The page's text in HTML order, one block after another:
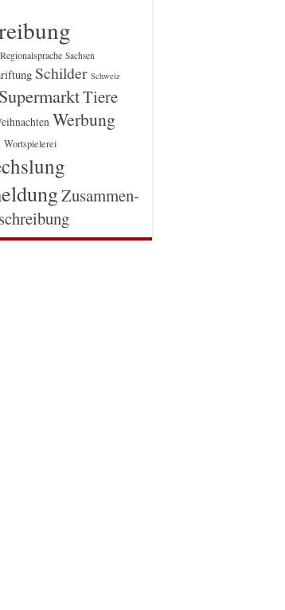
Regionalsprache Sachsen
Schilder Schweiz
SupermarktTiere
Werbung
Wortspielerei
Zusammen-